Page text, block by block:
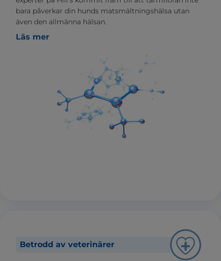
bara påverkar din hunds matsmältningshälsa utan
även den allmänna hälsan.
Läs mer
Betrodd av veterinärer